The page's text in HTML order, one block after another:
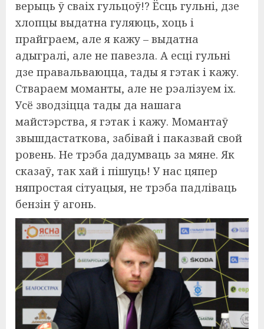
верыць ў сваіх гульцоў!? Ёсць гульні, дзе
хлопцы выдатна гуляюць, хоць і
прайграем, але я кажу – выдатна
адыгралі, але не павезла. А есці гульні
дзе правальваюцца, тады я гэтак і кажу.
Ствараем моманты, але не рэалізуем іх.
Усё зводзіцца тады да нашага
майстэрства, я гэтак і кажу. Момантаў
звышдастаткова, забівай і паказвай свой
ровень. Не трэба дадумваць за мяне. Як
сказаў, так хай і пішуць! У нас цяпер
няпростая сітуацыя, не трэба падліваць
бензін ў агонь.